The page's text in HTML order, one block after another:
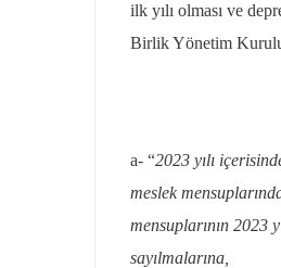
ilk yılı olması ve
Birlik Yönetim
a- “2023 yılı
meslek
mensuplarının 2023
sayılmalarına,